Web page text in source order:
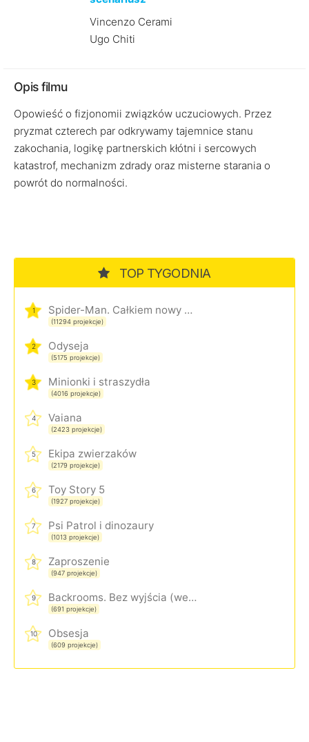
Vincenzo Cerami
Ugo Chiti
Opis filmu
Opowieść o fizjonomii związków uczuciowych. Przez
pryzmat czterech par odkrywamy tajemnice stanu
zakochania, logikę partnerskich kłótni i sercowych
katastrof, mechanizm zdrady oraz misterne starania o
powrót do normalności.
TOP TYGODNIA
1 Spider-Man. Całkiem nowy dzień
(11294 projekcje)
2 Odyseja
(5175 projekcje)
3 Minionki i straszydła
(4016 projekcje)
4 Vaiana
(2423 projekcje)
5 Ekipa zwierzaków
(2179 projekcje)
6 Toy Story 5
(1927 projekcje)
7 Psi Patrol i dinozaury
(1013 projekcje)
8 Zaproszenie
(947 projekcje)
9 Backrooms. Bez wyjścia (wersja rozszerzona)
(691 projekcje)
10 Obsesja
(609 projekcje)